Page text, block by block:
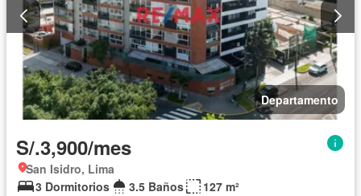
Departamento
S/.3,900/mes
San Isidro, Lima
3 Dormitorios
3.5 Baños 127 m²